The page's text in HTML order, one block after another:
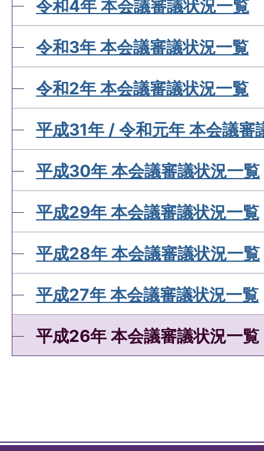
令和4年 本会議審議状況一覧
令和3年 本会議審議状況一覧
令和2年 本会議審議状況一覧
平成31年 / 令和元年 本会議審
平成30年 本会議審議状況一覧
平成29年 本会議審議状況一覧
平成28年 本会議審議状況一覧
平成27年 本会議審議状況一覧
平成26年 本会議審議状況一覧